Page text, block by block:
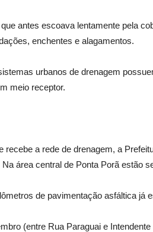
antes escoava lentamente pela
enchentes e alagamentos.
urbanos de drenagem
meio receptor.
recebe a rede de drenagem, a
Na área central de Ponta Porã estão
de pavimentação asfáltica já
(entre Rua Paraguai e